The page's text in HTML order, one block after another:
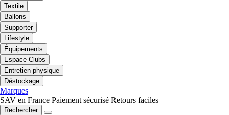
Textile
Ballons
Supporter
Lifestyle
Équipements
Espace Clubs
Entretien physique
Déstockage
Marques
SAV en France Paiement sécurisé Retours faciles
Rechercher